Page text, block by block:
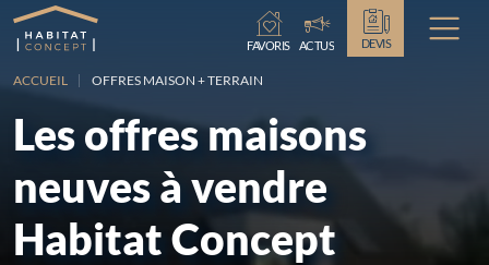
Chargement...
FAVORIS
ACTUS DEVIS
ACCUEIL OFFRES MAISON + TERRAIN
Les offres maisons
neuves à vendre
Habitat Concept